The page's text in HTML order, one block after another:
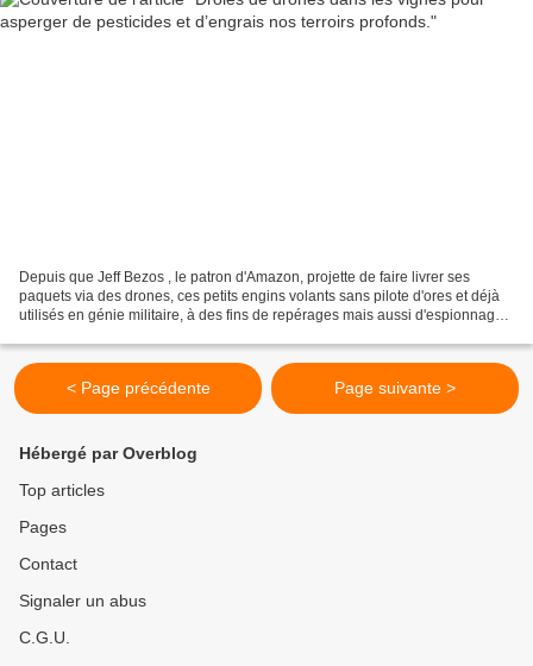
Depuis que Jeff Bezos , le patron d'Amazon, projette de faire livrer ses
paquets via des drones, ces petits engins volants sans pilote d'ores et déjà
utilisés en génie militaire, à des fins de repérages mais aussi d'espionnage,
< Page précédente Page suivante >
Hébergé par Overblog
Top articles
Pages
Contact
Signaler un abus
C.G.U.